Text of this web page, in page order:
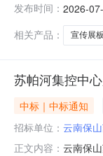
月28
发布时间： 2026-
相关产品：
宣传展
苏帕河集控中
中标｜中标通知
招标单位： 云南保
正文内容： 云南保